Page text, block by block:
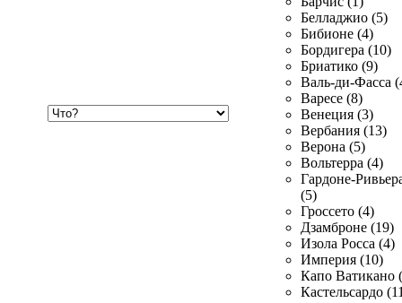
Белладжио (5)
Бибионе (4)
Бордигера (10)
Бриатико (9)
Валь-ди-Фасса
Варесе (8)
Венеция (3)
Вербания (13)
Верона (5)
Вольтерра (4)
Гардоне-
(5)
Гроссето (4)
Дзамброне (19)
Изола Росса (4)
Империя (10)
Капо Ватикано
Кастельсардо